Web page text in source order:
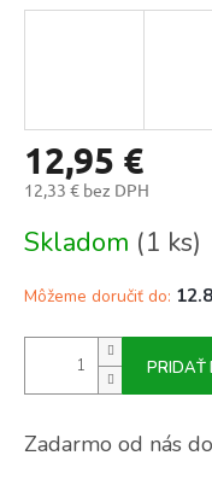
12,95 €
12,33 € bez DPH
cena:
Skladom (1 ks)
Môžeme doručiť do:
PRIDAŤ
Zadarmo od nás